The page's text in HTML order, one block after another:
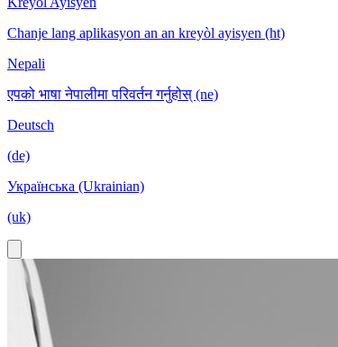
Chanje lang aplikasyon an an kreyòl ayisyen (ht)
Nepali
एपको भाषा नेपालीमा परिवर्तन गर्नुहोस् (ne)
Deutsch
(de)
Українська (Ukrainian)
(uk)